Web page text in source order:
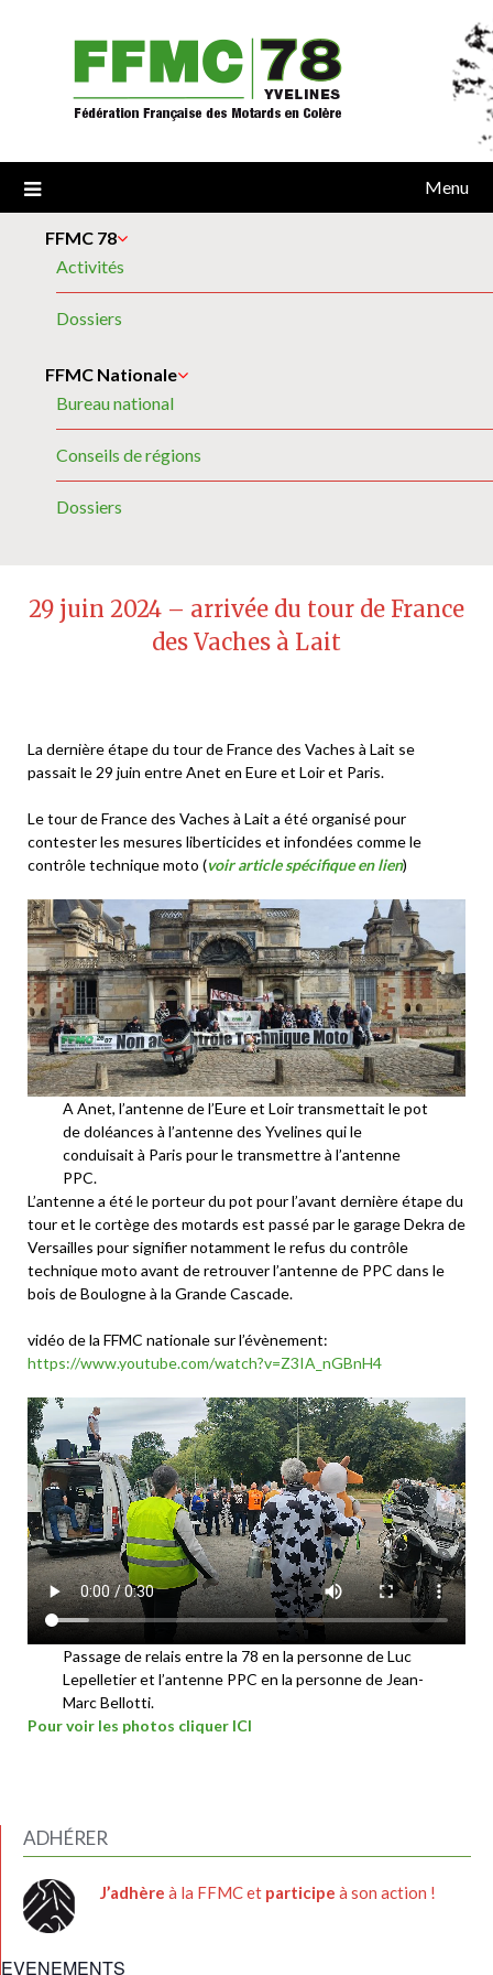
Menu
FFMC 78
Activités
Dossiers
FFMC Nationale
Bureau national
Conseils de régions
Dossiers
29 juin 2024 – arrivée du tour de France
des Vaches à Lait
La dernière étape du tour de France des Vaches à Lait se
passait le 29 juin entre Anet en Eure et Loir et Paris.
Le tour de France des Vaches à Lait a été organisé pour
contester les mesures liberticides et infondées comme le
contrôle technique moto (voir article spécifique en lien)
A Anet, l’antenne de l’Eure et Loir transmettait le pot
de doléances à l’antenne des Yvelines qui le
conduisait à Paris pour le transmettre à l’antenne
PPC.
L’antenne a été le porteur du pot pour l’avant dernière étape du
tour et le cortège des motards est passé par le garage Dekra de
Versailles pour signifier notamment le refus du contrôle
technique moto avant de retrouver l’antenne de PPC dans le
bois de Boulogne à la Grande Cascade.
vidéo de la FFMC nationale sur l’évènement:
https://www.youtube.com/watch?v=Z3IA_nGBnH4
Passage de relais entre la 78 en la personne de Luc
Lepelletier et l’antenne PPC en la personne de Jean-
Marc Bellotti.
Pour voir les photos cliquer ICI
ADHÉRER
J’adhère à la FFMC et participe à son action !
EVENEMENTS